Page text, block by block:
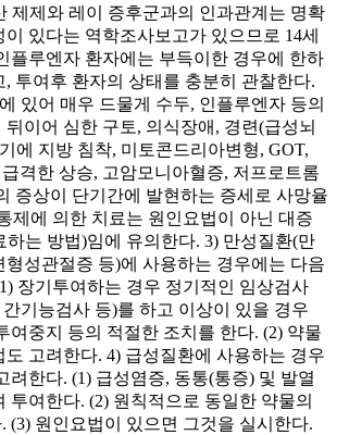
제제와 레이 증후군과의 인과관계는 명확
있다는 역학조사보고가 있으므로 14세
플루엔자 환자에는 부득이한 경우에 한하
, 투여후 환자의 상태를 충분히 관찰한다.
있어 매우 드물게 수두, 인플루엔자 등의
이어 심한 구토, 의식장애, 경련(급성뇌
에 지방 침착, 미토콘드리아변형, GOT,
격한 상승, 고암모니아혈증, 저프로트롬
증상이 단기간에 발현하는 증세로 사망율
제에 의한 치료는 원인요법이 아닌 대증
하는 방법)임에 유의한다. 3) 만성질환(만
형성관절증 등)에 사용하는 경우에는 다음
장기투여하는 경우 정기적인 임상검사
기능검사 등)를 하고 이상이 있을 경우
여중지 등의 적절한 조치를 한다. (2) 약물
도 고려한다. 4) 급성질환에 사용하는 경우
려한다. (1) 급성염증, 동통(통증) 및 발열
투여한다. (2) 원칙적으로 동일한 약물의
(3) 원인요법이 있으면 그것을 실시한다.